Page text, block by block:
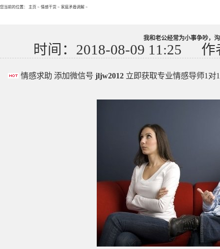
您当前的位置： 主页 > 情感干货 > 家庭矛盾调解 >
我和老公经常为小事争吵，
时间：2018-08-09 11:25 作
情感求助 添加微信号 jljw2012 立即获取专业情感导师1对